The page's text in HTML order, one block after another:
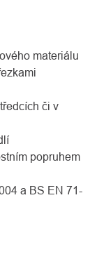
materiálu
či v
popruhem
a BS EN 71-